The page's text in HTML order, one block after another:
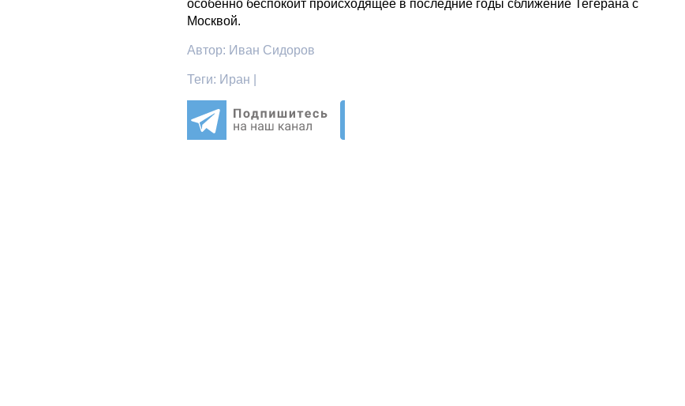
особенно беспокоит происходящее в последние годы сближение Тегерана с
Москвой.
Автор: Иван Сидоров
Теги: Иран |